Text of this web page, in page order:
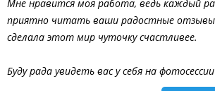
Мне нравится моя работа, ведь каждый
приятно читать ваши радостные
сделала этот мир чуточку счастливее.
Буду рада увидеть вас у себя на